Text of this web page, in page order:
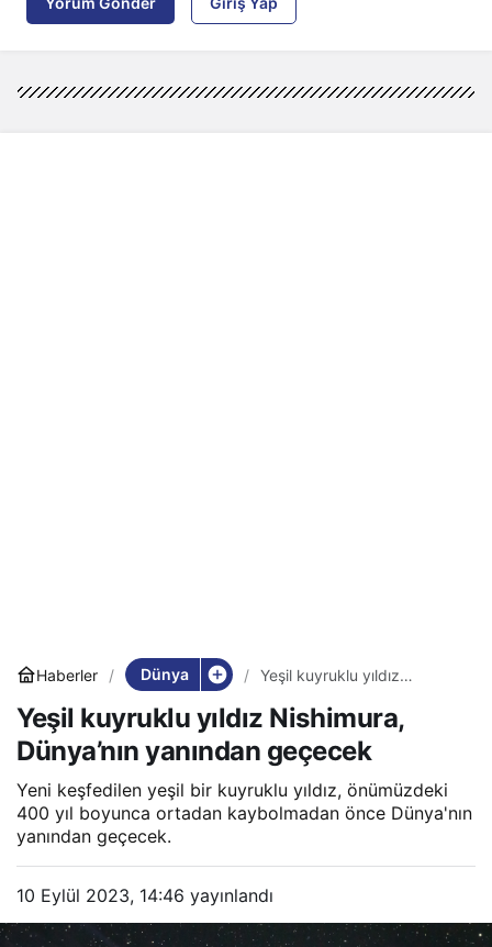
Haberler Dünya
Yeşil kuyruklu yıldız
yanından geçecek
Yeşil kuyruklu yıldız Nishimura,
Dünya’nın yanından geçecek
Yeni keşfedilen yeşil bir kuyruklu yıldız, önümüzdeki
400 yıl boyunca ortadan kaybolmadan önce Dünya'nın
yanından geçecek.
10 Eylül 2023, 14:46 yayınlandı